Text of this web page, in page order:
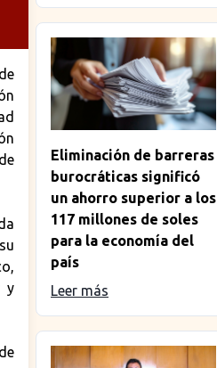
y
Eliminación de barreras
burocráticas significó
un ahorro superior a los
117 millones de soles
para la economía del
país
Leer más